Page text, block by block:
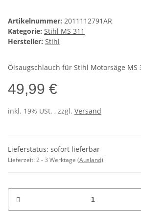
Artikelnummer: 2011112791AR
Kategorie: Stihl MS 311
Hersteller: Stihl
Ölsaugschlauch für Stihl Motorsäge MS
49,99 €
inkl. 19% USt. , zzgl. Versand
Lieferstatus: sofort lieferbar
Lieferzeit:2 - 3 Werktage (Ausland)